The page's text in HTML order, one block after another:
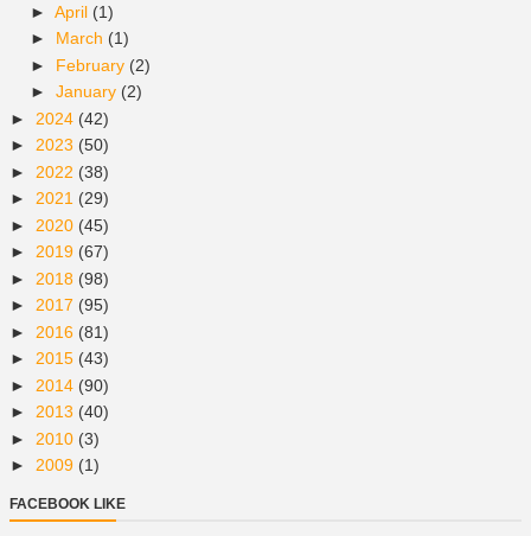
► April (1)
► March (1)
► February (2)
► January (2)
► 2024 (42)
► 2023 (50)
► 2022 (38)
► 2021 (29)
► 2020 (45)
► 2019 (67)
► 2018 (98)
► 2017 (95)
► 2016 (81)
► 2015 (43)
► 2014 (90)
► 2013 (40)
► 2010 (3)
► 2009 (1)
FACEBOOK LIKE